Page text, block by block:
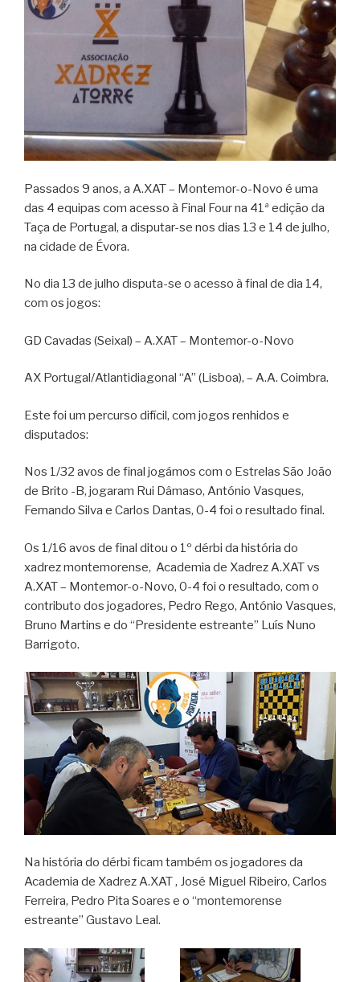
Passados 9 anos, a A.XAT – Montemor-o-Novo é uma
das 4 equipas com acesso à Final Four na 41ª edição da
Taça de Portugal, a disputar-se nos dias 13 e 14 de julho,
na cidade de Évora.
No dia 13 de julho disputa-se o acesso à final de dia 14,
com os jogos:
GD Cavadas (Seixal) – A.XAT – Montemor-o-Novo
AX Portugal/Atlantidiagonal “A” (Lisboa), – A.A. Coimbra.
Este foi um percurso difícil, com jogos renhidos e
disputados:
Nos 1/32 avos de final jogámos com o Estrelas São João
de Brito -B, jogaram Rui Dâmaso, António Vasques,
Fernando Silva e Carlos Dantas, 0-4 foi o resultado final.
Os 1/16 avos de final ditou o 1º dérbi da história do
xadrez montemorense, Academia de Xadrez A.XAT vs
A.XAT – Montemor-o-Novo, 0-4 foi o resultado, com o
contributo dos jogadores, Pedro Rego, António Vasques,
Bruno Martins e do “Presidente estreante” Luís Nuno
Barrigoto.
Na história do dérbi ficam também os jogadores da
Academia de Xadrez A.XAT , José Miguel Ribeiro, Carlos
Ferreira, Pedro Pita Soares e o “montemorense
estreante” Gustavo Leal.